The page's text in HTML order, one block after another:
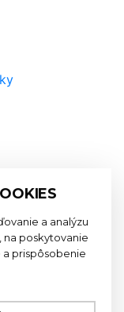
si újsť
a analýzu
na poskytovanie
a prispôsobenie